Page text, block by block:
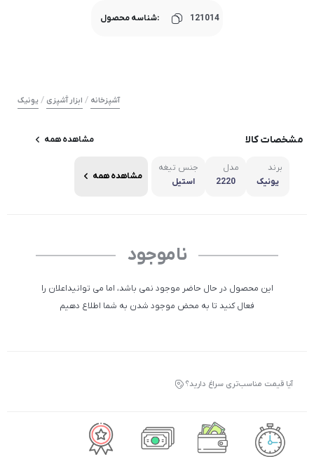
شناسه محصول: 121014
آشپزخانه / ابزار آَشپزی / یونیک
مشخصات کالا مشاهده همه
برند
یونیک
مدل
2220
جنس تیغه
استیل
مشاهده همه
ناموجود
این محصول در حال حاضر موجود نمی باشد، اما می توانیداعلان را
فعال کنید تا به محض موجود شدن به شما اطلاع دهیم
آیا قیمت مناسب‌تری سراغ دارید؟